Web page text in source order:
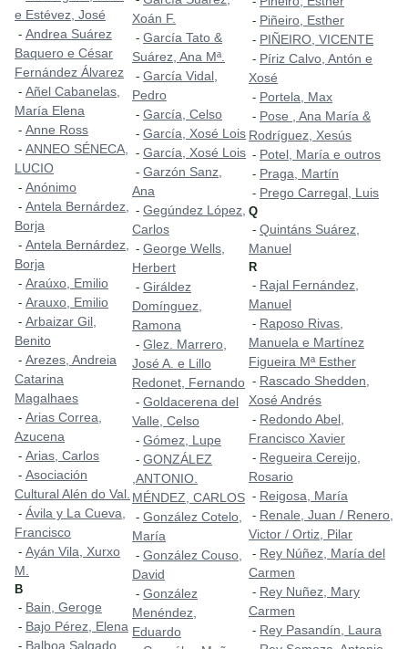
e Estévez, José
- Andrea Suárez
Baquero e César
Fernández Álvarez
- Añel Cabanelas,
María Elena
- Anne Ross
- ANNEO SÉNECA,
LUCIO
- Anónimo
- Antela Bernárdez,
Borja
- Antela Bernárdez,
Borja
- Araúxo, Emilio
- Arauxo, Emilio
- Arbaizar Gil,
Benito
- Arezes, Andreia
Catarina
Magalhaes
- Arias Correa,
Azucena
- Arias, Carlos
- Asociación
Cultural Alén do Val.
- Ávila y La Cueva,
Francisco
- Ayán Vila, Xurxo
M.
B
- Bain, Geroge
- Bajo Pérez, Elena
- Balboa Salgado,
Xoán F.
- García Tato &
Suárez, Ana Mª.
- García Vidal,
Pedro
- García, Celso
- García, Xosé Lois
- García, Xosé Lois
- Garzón Sanz,
Ana
- Gegúndez López,
Carlos
- George Wells,
Herbert
- Giráldez
Domínguez,
Ramona
- Glez. Marrero,
José A. e Lillo
Redonet, Fernando
- Goldacerena del
Valle, Celso
- Gómez, Lupe
- GONZÁLEZ
,ANTONIO.
MÉNDEZ, CARLOS
- González Cotelo,
María
- González Couso,
David
- González
Menéndez,
Eduardo
- Piñeiro, Esther
- PIÑEIRO, VICENTE
- Píriz Calvo, Antón e
Xosé
- Portela, Max
- Pose , Ana María &
Rodríguez, Xesús
- Potel, María e outros
- Praga, Martín
- Prego Carregal, Luis
Q
- Quintáns Suárez,
Manuel
R
- Rajal Fernández,
Manuel
- Raposo Rivas,
Manuela e Martínez
Figueira Mª Esther
- Rascado Shedden,
Xosé Andrés
- Redondo Abel,
Francisco Xavier
- Regueira Cereijo,
Rosario
- Reigosa, María
- Renale, Juan / Renero,
Victor / Ortiz, Pilar
- Rey Núñez, María del
Carmen
- Rey Nuñez, Mary
Carmen
- Rey Pasandín, Laura